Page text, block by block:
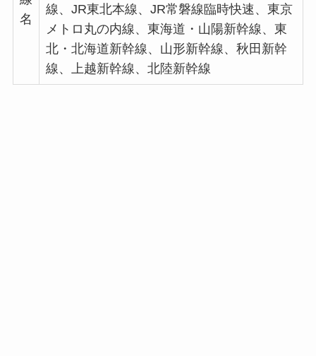
名
線、JR東北本線、JR常磐線臨時快速、東京
メトロ丸の内線、東海道・山陽新幹線、東
北・北海道新幹線、山形新幹線、秋田新幹
線、上越新幹線、北陸新幹線